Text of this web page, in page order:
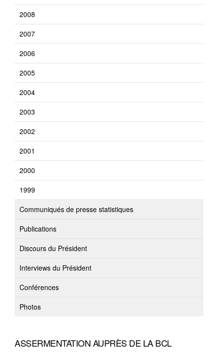
2008
2007
2006
2005
2004
2003
2002
2001
2000
1999
Communiqués de presse statistiques
Publications
Discours du Président
Interviews du Président
Conférences
Photos
ASSERMENTATION AUPRÈS DE LA BCL